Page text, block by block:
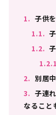
1. 子供
1.1.
1.2.
2. 別居
3. 子連
なること